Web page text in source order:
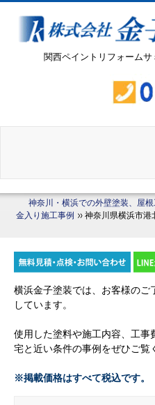
関西ペイントリフォーム
神奈川・横浜での外壁塗装、屋
金入り施工事例
神奈川県横浜市
横浜金子塗装では、お客様の
しています。
使用した塗料や施工内容、工事
宅と近い条件の事例をぜひご覧
※掲載価格はすべて税込です。